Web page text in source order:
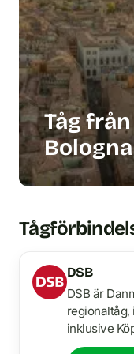
Tåg
Bologna
DSB
DSB är
inklusive